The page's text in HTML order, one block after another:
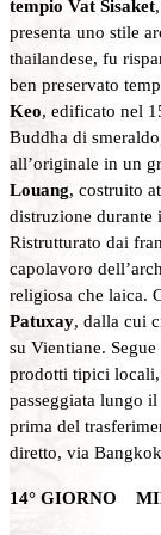
tempio Vat Sisaket
presenta uno stile
thailandese, fu
ben preservato
Keo, edificato nel
Buddha di
all’originale in un
Louang, costruito
distruzione durante
Ristrutturato dai
capolavoro
religiosa che laica.
Patuxay, dalla cui
su Vientiane.
prodotti tipici
passeggiata lungo
prima del
diretto, via
14° GIORNO